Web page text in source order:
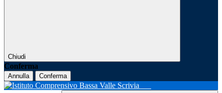
Chiudi
Conferma
Annulla Conferma